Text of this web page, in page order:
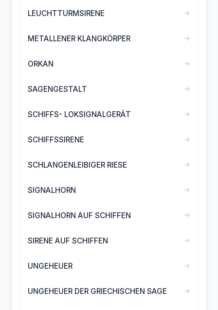
LEUCHTTURMSIRENE →
METALLENER KLANGKÖRPER →
ORKAN →
SAGENGESTALT →
SCHIFFS- LOKSIGNALGERÄT →
SCHIFFSSIRENE →
SCHLANGENLEIBIGER RIESE →
SIGNALHORN →
SIGNALHORN AUF SCHIFFEN →
SIRENE AUF SCHIFFEN →
UNGEHEUER →
UNGEHEUER DER GRIECHISCHEN SAGE →